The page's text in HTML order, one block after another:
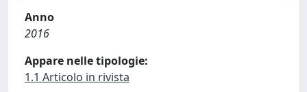
Anno
2016
Appare nelle tipologie:
1.1 Articolo in rivista